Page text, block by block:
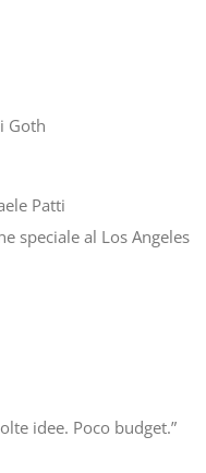
Goth
Patti
speciale al Los Angeles
idee. Poco budget.”